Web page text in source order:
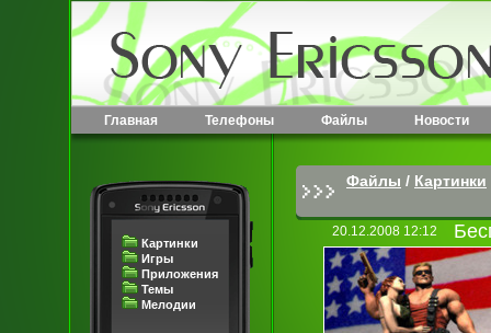
Главная Телефоны Файлы Новости
Картинки
Игры
Приложения
Темы
Мелодии
Файлы / Картинки
20.12.2008 12:12